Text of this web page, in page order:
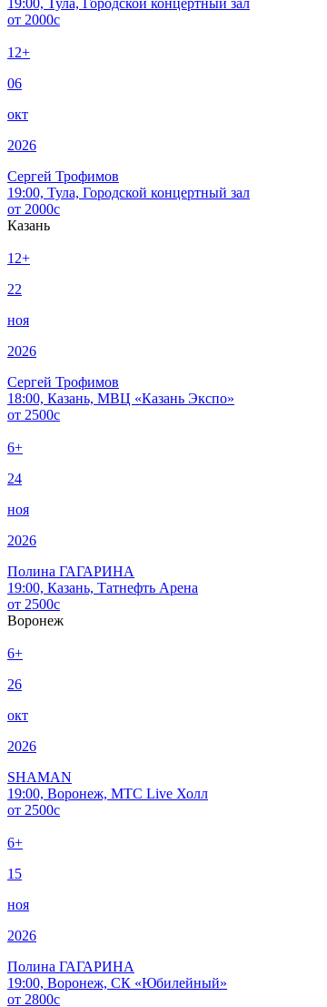
от 2000c
12+
06
окт
2026
Сергей Трофимов
19:00, Тула, Городской концертный зал
от 2000c
Казань
12+
22
ноя
2026
Сергей Трофимов
18:00, Казань, МВЦ «Казань Экспо»
от 2500c
6+
24
ноя
2026
Полина ГАГАРИНА
19:00, Казань, Татнефть Арена
от 2500c
Воронеж
6+
26
окт
2026
SHAMAN
19:00, Воронеж, МТС Live Холл
от 2500c
6+
15
ноя
2026
Полина ГАГАРИНА
19:00, Воронеж, СК «Юбилейный»
от 2800c